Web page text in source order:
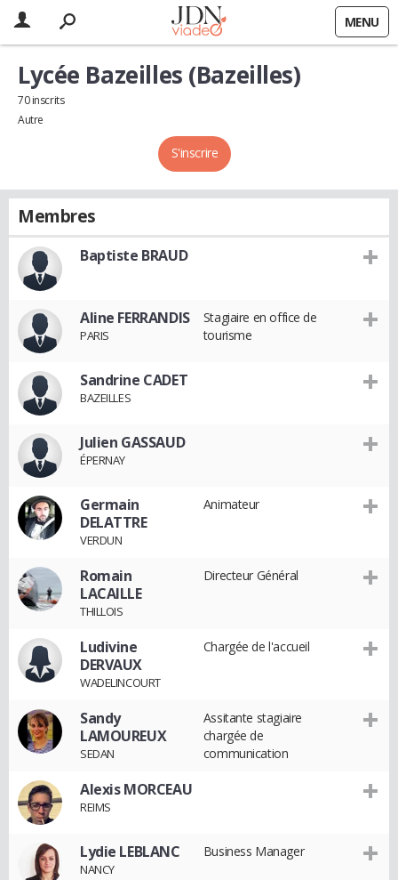
MENU
S'inscrire
Lycée Bazeilles (Bazeilles)
70 inscrits
Autre
Membres
Baptiste BRAUD
Aline FERRANDIS
PARIS
Stagiaire en office de
tourisme
Sandrine CADET
BAZEILLES
Julien GASSAUD
ÉPERNAY
Germain
DELATTRE
VERDUN
Animateur
Romain
LACAILLE
THILLOIS
Directeur Général
Ludivine
DERVAUX
WADELINCOURT
Chargée de l'accueil
Sandy
LAMOUREUX
SEDAN
Assitante stagiaire
chargée de
communication
Alexis MORCEAU
REIMS
Lydie LEBLANC
NANCY
Business Manager